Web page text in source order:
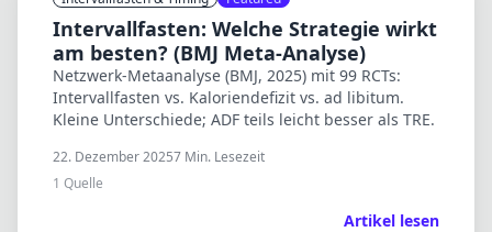
Intervallfasten: Welche Strategie wirkt
am besten? (BMJ Meta-Analyse)
Netzwerk-Metaanalyse (BMJ, 2025) mit 99 RCTs:
Intervallfasten vs. Kaloriendefizit vs. ad libitum.
Kleine Unterschiede; ADF teils leicht besser als TRE.
22. Dezember 20257 Min. Lesezeit
1 Quelle
Artikel lesen